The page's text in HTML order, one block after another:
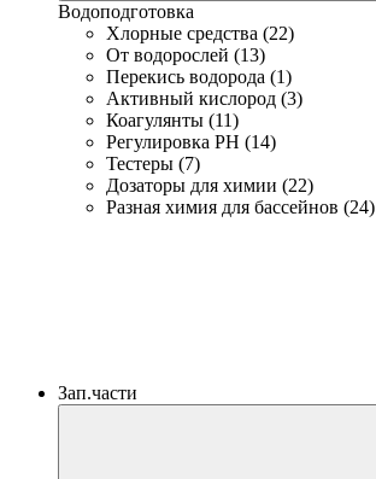
Водоподготовка
Хлорные средства (22)
От водорослей (13)
Перекись водорода (1)
Активный кислород (3)
Коагулянты (11)
Регулировка PH (14)
Тестеры (7)
Дозаторы для химии (22)
Разная химия для бассейнов (24)
Зап.части